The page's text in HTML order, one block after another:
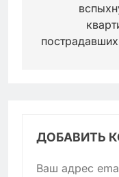
ДОБАВИТЬ
Ваш адрес